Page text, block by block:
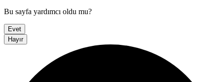
Bu sayfa yardımcı oldu mu?
Evet
Hayır